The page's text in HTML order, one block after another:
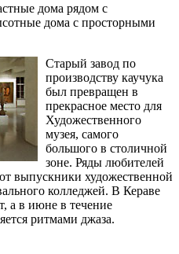
дома рядом с
дома с просторными
Старый завод по
производству каучука
был превращен в
прекрасное место для
Художественного
музея, самого
большого в столичной
зоне. Ряды любителей
выпускники художественной
колледжей. В Кераве
а в июне в течение
ритмами джаза.